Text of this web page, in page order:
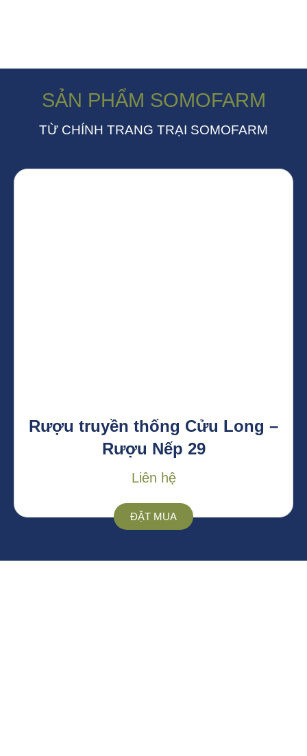
SẢN PHẨM SOMOFARM
TỪ CHÍNH TRANG TRẠI SOMOFARM
Rượu truyền thống Cửu Long –
Rượu Nếp 29
Liên hệ
ĐẶT MUA